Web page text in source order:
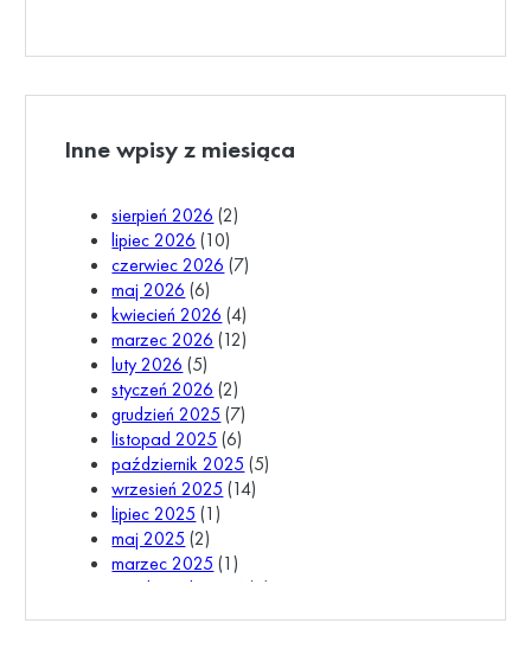
Inne wpisy z miesiąca
sierpień 2026 (2)
lipiec 2026 (10)
czerwiec 2026 (7)
maj 2026 (6)
kwiecień 2026 (4)
marzec 2026 (12)
luty 2026 (5)
styczeń 2026 (2)
grudzień 2025 (7)
listopad 2025 (6)
październik 2025 (5)
wrzesień 2025 (14)
lipiec 2025 (1)
maj 2025 (2)
marzec 2025 (1)
październik 2024
(1)